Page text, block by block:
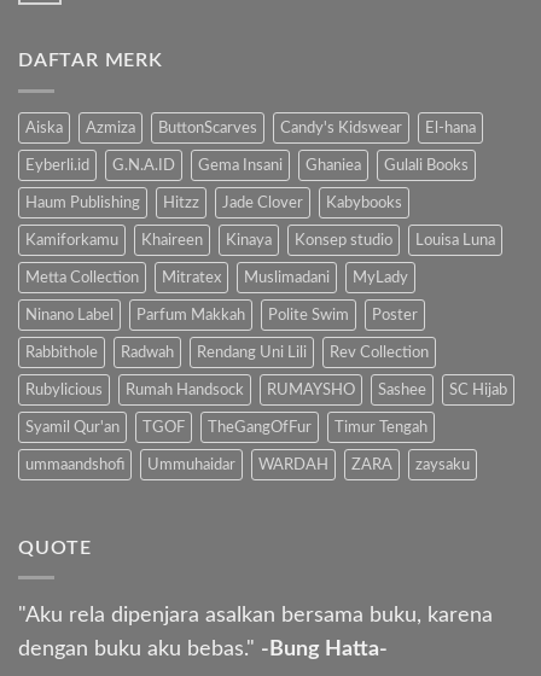
Kenalkan
Anak
Manfaat
Anak
DAFTAR MERK
Aiska Azmiza ButtonScarves Candy's Kidswear El-hana
Eyberli.id G.N.A.ID Gema Insani Ghaniea Gulali Books
Haum Publishing Hitzz Jade Clover Kabybooks
Kamiforkamu Khaireen Kinaya Konsep studio Louisa Luna
Metta Collection Mitratex Muslimadani MyLady
Ninano Label Parfum Makkah Polite Swim Poster
Rabbithole Radwah Rendang Uni Lili Rev Collection
Rubylicious Rumah Handsock RUMAYSHO Sashee SC Hijab
Syamil Qur'an TGOF TheGangOfFur Timur Tengah
ummaandshofi Ummuhaidar WARDAH ZARA zaysaku
QUOTE
"Aku rela dipenjara asalkan bersama buku, karena
dengan buku aku bebas." -Bung Hatta-